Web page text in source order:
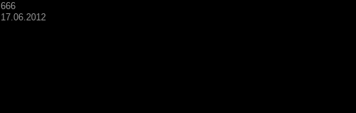
666
17.06.2012